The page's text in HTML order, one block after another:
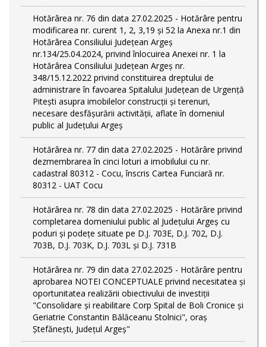
Hotărârea nr. 76 din data 27.02.2025 - Hotărâre pentru
modificarea nr. curent 1, 2, 3,19 și 52 la Anexa nr.1 din
Hotărârea Consiliului Județean Argeș
nr.134/25.04.2024, privind înlocuirea Anexei nr. 1 la
Hotărârea Consiliului Județean Argeș nr.
348/15.12.2022 privind constituirea dreptului de
administrare în favoarea Spitalului Județean de Urgență
Pitești asupra imobilelor construcții și terenuri,
necesare desfășurării activității, aflate în domeniul
public al Județului Argeș
Hotărârea nr. 77 din data 27.02.2025 - Hotărâre privind
dezmembrarea în cinci loturi a imobilului cu nr.
cadastral 80312 - Cocu, înscris Cartea Funciară nr.
80312 - UAT Cocu
Hotărârea nr. 78 din data 27.02.2025 - Hotărâre privind
completarea domeniului public al Judeţului Argeş cu
poduri și podețe situate pe D.J. 703E, D.J. 702, D.J.
703B, D.J. 703K, D.J. 703L și D.J. 731B
Hotărârea nr. 79 din data 27.02.2025 - Hotărâre pentru
aprobarea NOTEI CONCEPTUALE privind necesitatea și
oportunitatea realizării obiectivului de investiții
"Consolidare și reabilitare Corp Spital de Boli Cronice și
Geriatrie Constantin Bălăceanu Stolnici", oraș
Ștefănești, Județul Argeș"